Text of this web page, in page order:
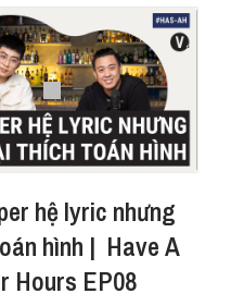
hệ lyric nhưng
hình | Have A
Hours EP08